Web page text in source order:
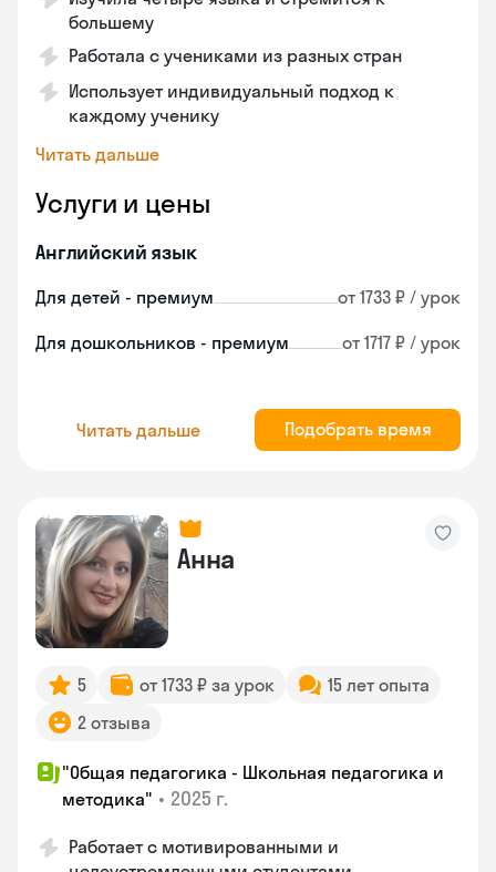
большему
Работала с учениками из разных стран
Использует индивидуальный подход к
каждому ученику
Читать дальше
Услуги и цены
Английский язык
Для детей - премиум от 1733 ₽ / урок
Для дошкольников - премиум от 1717 ₽ / урок
Читать дальше Подобрать время
Анна
5 от 1733 ₽ за урок
15 лет опыта
2 отзыва
"Общая педагогика - Школьная педагогика и
методика" • 2025 г.
Работает с мотивированными и